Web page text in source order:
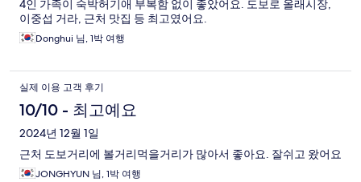
4인 가족이 숙박허기애 부복함 없이 좋았어요. 도보로 올래시장,
이중섭 거라, 근처 맛집 등 최고였어요.
Donghui 님, 1박 여행
실제 이용 고객 후기
10/10 - 최고예요
2024년 12월 1일
근처 도보거리에 볼거리먹을거리가 많아서 좋아요. 잘쉬고 왔어요
JONGHYUN 님, 1박 여행